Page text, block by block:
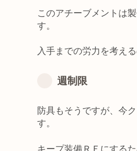
このアチーブメントは
す。
入手までの労力を考え
週制限
防具もそうですが、今
す。
キープ装備ＲＥにする